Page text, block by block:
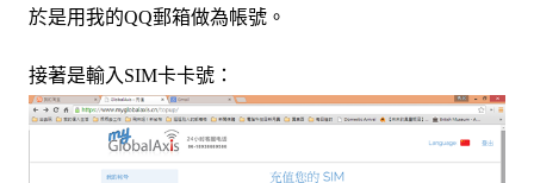
於是用我的QQ郵箱做為帳號。
接著是輸入SIM卡卡號：